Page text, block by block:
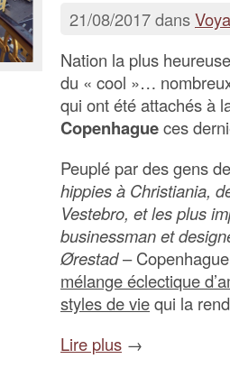
21/08/2017 dans
Nation la plus
du « cool »…
qui ont été attachés à
Copenhagueces
Peuplé par des gens
hippies à Christiania,
Vestebro, et les plus
businessman et
Ørestad–
mélange éclectique
styles de viequi la
Lire plus →